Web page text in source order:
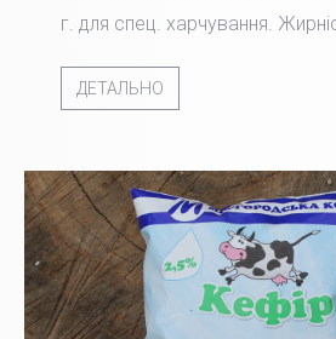
г. для спец. харчування.
ДЕТАЛЬНО